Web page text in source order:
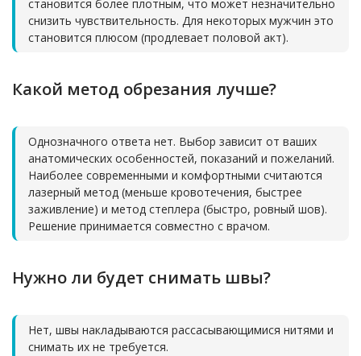
становится более плотным, что может незначительно
снизить чувствительность. Для некоторых мужчин это
становится плюсом (продлевает половой акт).
Какой метод обрезания лучше?
Однозначного ответа нет. Выбор зависит от ваших
анатомических особенностей, показаний и пожеланий.
Наиболее современными и комфортными считаются
лазерный метод (меньше кровотечения, быстрее
заживление) и метод степлера (быстро, ровный шов).
Решение принимается совместно с врачом.
Нужно ли будет снимать швы?
Нет, швы накладываются рассасывающимися нитями и
снимать их не требуется.